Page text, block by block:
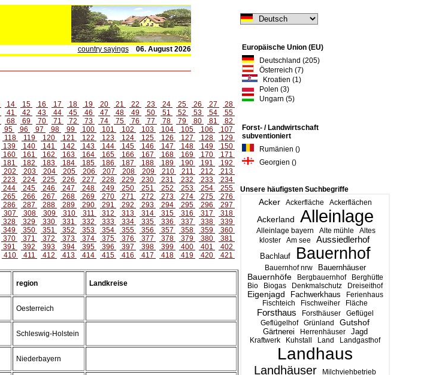
country sayings
06. August 2026
Europäische Union (EU)
Deutschland (205)
Österreich (7)
Kroatien (1)
Polen (3)
Ungarn (5)
Forst- / Landwirtschaft
subventioniert
Rumänien ()
Georgien ()
Unsere häufigsten Suchbegriffe
Acker Ackerfläche Ackerflächen
Ackerland Alleinlage
Alleinlage bayern Alte mühle
Altes
kloster
Am see Aussiedlerhof
Bachlauf Bauernhof
Bauernhof nrw Bauernhäuser
Bauernhöfe Bergbauernhof
Berghütte
Bio
Biogas Denkmalschutz Dreiseithof
Eigenjagd Fachwerkhaus
Ferienhaus
Fischteich
Fischweiher Fläche
Forsthaus Forsthäuser
Geflügel
Geflügelhof
Grünland
Gutshof
Gärtnerei
Herrenhäuser Jagd
Kraftwerk Kuhstall Land Landgasthof
Landhaus
Landhäuser Milchviehbetrieb
14 15 16 17 18 19 20 21 22 23 24 25 26 27
28
41 42 43 44 45 46 47 48 49 50 51 52 53 54
55
68 69 70 71 72 73 74 75 76 77 78 79 80 81
82
95 96 97 98 99 100 101 102 103 104 105 106
107
118 119 120 121 122 123 124 125 126 127 128
129
139 140 141 142 143 144 145 146 147 148 149
150
160 161 162 163 164 165 166 167 168 169 170
171
181 182 183 184 185 186 187 188 189 190 191
192
202 203 204 205 206 207 208 209 210 211 212
213
223 224 225 226 227 228 229 230 231 232 233
234
244 245 246 247 248 249 250 251 252 253 254
255
265 266 267 268 269 270 271 272 273 274 275
276
286 287 288 289 290 291 292 293 294 295 296
297
307 308 309 310 311 312 313 314 315 316 317
318
328 329 330 331 332 333 334 335 336 337 338
339
349 350 351 352 353 354 355 356 357 358 359
360
370 371 372 373 374 375 376 377 378 379 380
381
391 392 393 394 395 396 397 398 399 400 401
402
410 411 412 413 414 415 416 417 418 419 420 421
region Landkreise
Oesterreich
Schleswig-Holstein
Niederbayern